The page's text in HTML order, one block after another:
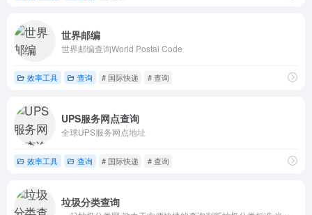
世界邮编
世界邮编查询World Postal Code
效率工具 查询 # 国际快递 # 查询
UPS服务网点查询
全球UPS服务网点地址
效率工具 查询 # 国际快递 # 查询
垃圾分类查询